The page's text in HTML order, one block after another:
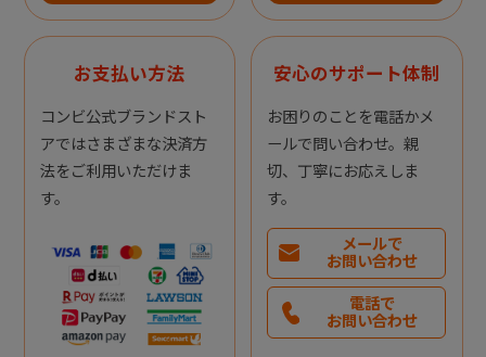
お支払い方法
コンビ公式ブランドスト
アではさまざまな決済方
法をご利用いただけま
す。
安心のサポート体制
お困りのことを電話かメ
ールで問い合わせ。親
切、丁寧にお応えしま
す。
メールで
お問い合わせ
電話で
お問い合わせ